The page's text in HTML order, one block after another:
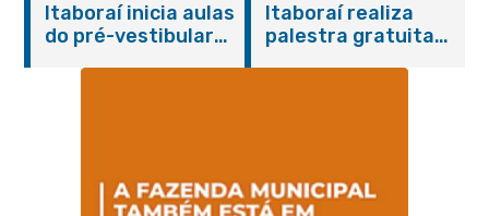
sexta-feira (07/08)
primeiros socorros
em Itaboraí
Itaboraí inicia aulas
do pré-vestibular
Itaboraí realiza
palestra gratuita